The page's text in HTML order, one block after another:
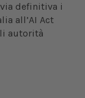
definitiva i
all’AI Act
autorità